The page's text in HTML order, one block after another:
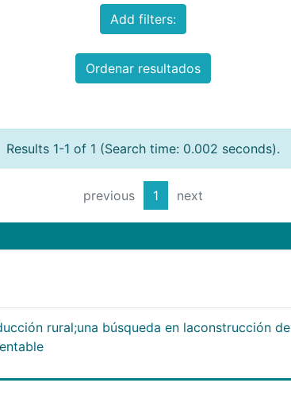
Add filters:
Ordenar resultados
Results 1-1 of 1 (Search time: 0.002 seconds).
previous 1 next
rural;una búsqueda en laconstrucción de